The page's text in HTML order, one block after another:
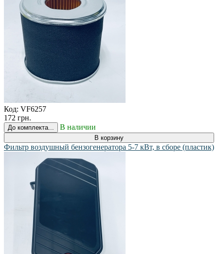
Код: VF6257
172 грн.
До комплекта... В наличии
В корзину
Фильтр воздушный бензогенератора 5-7 кВт, в сборе (пластик)